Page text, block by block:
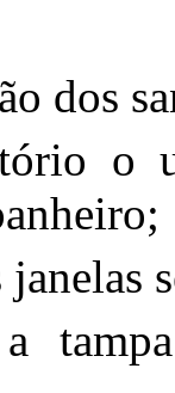
dos
o